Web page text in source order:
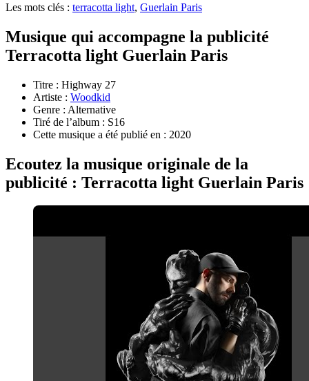
Les mots clés : terracotta light, Guerlain Paris
Musique qui accompagne la publicité
Terracotta light Guerlain Paris
Titre : Highway 27
Artiste : Woodkid
Genre : Alternative
Tiré de l’album : S16
Cette musique a été publié en : 2020
Ecoutez la musique originale de la
publicité : Terracotta light Guerlain Paris